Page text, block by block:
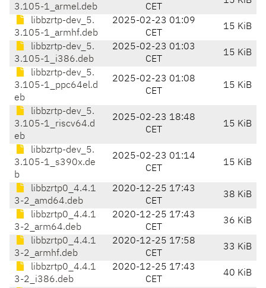
3.105-1_armel.deb
CET
libbzrtp-dev_5.
3.105-1_armhf.deb
2025-02-23 01:09
CET
15 KiB
libbzrtp-dev_5.
3.105-1_i386.deb
2025-02-23 01:03
CET
15 KiB
libbzrtp-dev_5.
3.105-1_ppc64el.d
eb
2025-02-23 01:08
CET
15 KiB
libbzrtp-dev_5.
3.105-1_riscv64.d
eb
2025-02-23 18:48
CET
15 KiB
libbzrtp-dev_5.
3.105-1_s390x.de
b
2025-02-23 01:14
CET
15 KiB
libbzrtp0_4.4.1
3-2_amd64.deb
2020-12-25 17:43
CET
38 KiB
libbzrtp0_4.4.1
3-2_arm64.deb
2020-12-25 17:43
CET
36 KiB
libbzrtp0_4.4.1
3-2_armhf.deb
2020-12-25 17:58
CET
33 KiB
libbzrtp0_4.4.1
3-2_i386.deb
2020-12-25 17:43
CET
40 KiB